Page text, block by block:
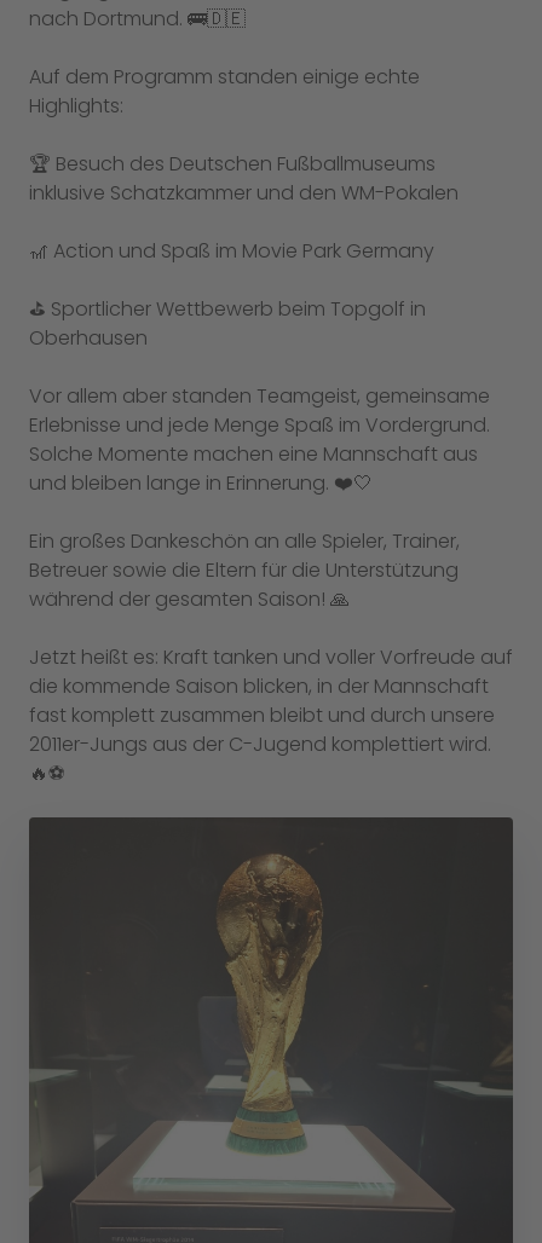
nach Dortmund. 🚌🇩🇪
Auf dem Programm standen einige echte
Highlights:
🏆 Besuch des Deutschen Fußballmuseums
inklusive Schatzkammer und den WM-Pokalen
🎢 Action und Spaß im Movie Park Germany
⛳️ Sportlicher Wettbewerb beim Topgolf in
Oberhausen
Vor allem aber standen Teamgeist, gemeinsame
Erlebnisse und jede Menge Spaß im Vordergrund.
Solche Momente machen eine Mannschaft aus
und bleiben lange in Erinnerung. ❤️🤍
Ein großes Dankeschön an alle Spieler, Trainer,
Betreuer sowie die Eltern für die Unterstützung
während der gesamten Saison! 🙏
Jetzt heißt es: Kraft tanken und voller Vorfreude auf
die kommende Saison blicken, in der Mannschaft
fast komplett zusammen bleibt und durch unsere
2011er-Jungs aus der C-Jugend komplettiert wird.
🔥⚽️